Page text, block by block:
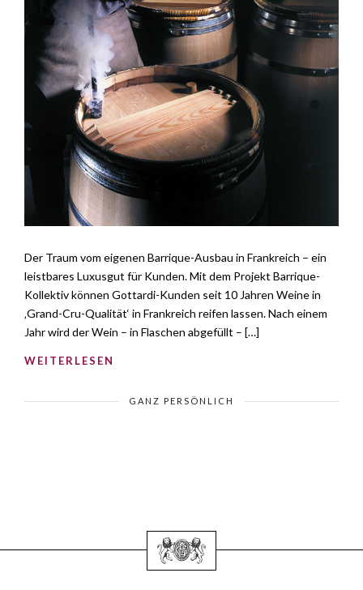
Der Traum vom eigenen Barrique-Ausbau in Frankreich – ein
leistbares Luxusgut für Kunden. Mit dem Projekt Barrique-
Kollektiv können Gottardi-Kunden seit 10 Jahren Weine in
‚Grand-Cru-Qualität‘ in Frankreich reifen lassen. Nach einem
Jahr wird der Wein – in Flaschen abgefüllt – […]
WEITERLESEN
GANZ PERSÖNLICH